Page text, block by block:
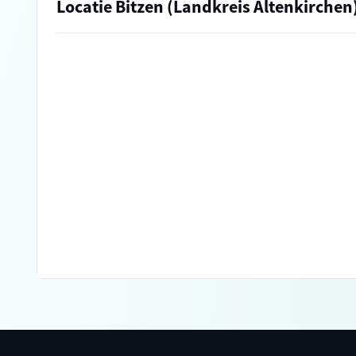
Locatie Bitzen (Landkreis